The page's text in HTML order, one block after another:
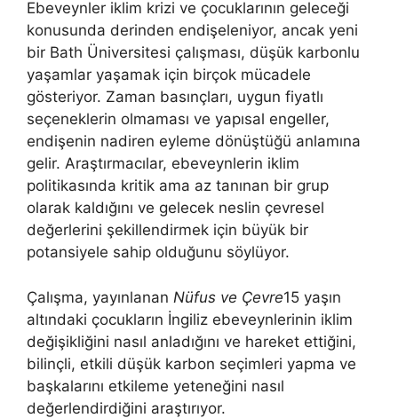
Ebeveynler iklim krizi ve çocuklarının geleceği
konusunda derinden endişeleniyor, ancak yeni
bir Bath Üniversitesi çalışması, düşük karbonlu
yaşamlar yaşamak için birçok mücadele
gösteriyor. Zaman basınçları, uygun fiyatlı
seçeneklerin olmaması ve yapısal engeller,
endişenin nadiren eyleme dönüştüğü anlamına
gelir. Araştırmacılar, ebeveynlerin iklim
politikasında kritik ama az tanınan bir grup
olarak kaldığını ve gelecek neslin çevresel
değerlerini şekillendirmek için büyük bir
potansiyele sahip olduğunu söylüyor.
Çalışma, yayınlanan Nüfus ve Çevre15 yaşın
altındaki çocukların İngiliz ebeveynlerinin iklim
değişikliğini nasıl anladığını ve hareket ettiğini,
bilinçli, etkili düşük karbon seçimleri yapma ve
başkalarını etkileme yeteneğini nasıl
değerlendirdiğini araştırıyor.